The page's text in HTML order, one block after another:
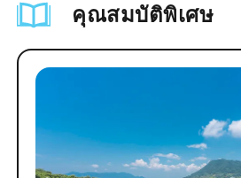
คุณสมบัติพิเศษ